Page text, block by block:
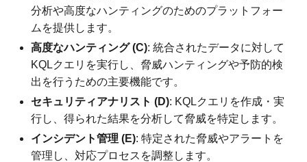
分析や高度なハンティングのためのプラットフォー
ムを提供します。
高度なハンティング (C): 統合されたデータに対して
KQLクエリを実行し、脅威ハンティングや予防的検
出を行うための主要機能です。
セキュリティアナリスト (D): KQLクエリを作成・実
行し、得られた結果を分析して脅威を特定します。
インシデント管理 (E): 特定された脅威やアラートを
管理し、対応プロセスを調整します。